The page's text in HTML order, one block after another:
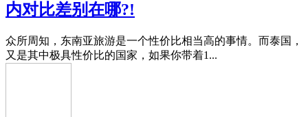
内对比差别在哪?!
众所周知，东南亚旅游是一个性价比相当高的事情。而泰国，
又是其中极具性价比的国家，如果你带着1...